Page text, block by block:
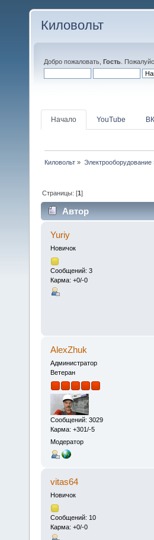
Киловольт
Добро пожаловать, Гость .
Начало YouTube
Киловольт » Электрооборудование
Страницы: [1]
Автор
Yuriy
Новичок
Сообщений: 3
Карма: +0/-0
AlexZhuk
Администратор
Ветеран
Сообщений: 3029
Карма: +301/-5
Модератор
vitas64
Новичок
Сообщений: 10
Карма: +0/-0